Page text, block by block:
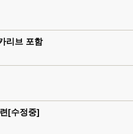
리브 포함
[수정중]
저로 접속해도 3명인거보면